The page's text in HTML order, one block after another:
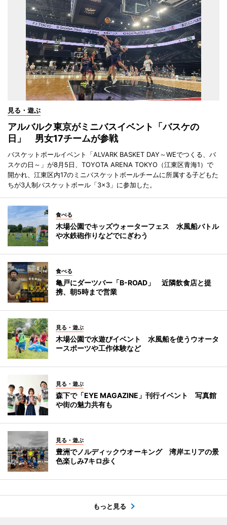
見る・遊ぶ
アルバルク東京がミニバスイベント「バスケの
日」 男女17チームが参戦
バスケットボールイベント「ALVARK BASKET DAY～WEでつくる、バ
スケの日～」が8月5日、TOYOTA ARENA TOKYO（江東区青海1）で
開かれ、江東区内17のミニバスケットボールチームに所属する子どもた
ちが3人制バスケットボール「3×3」に参加した。
食べる
木場公園でキッズウォーターフェス 水風船バトル
や水鉄砲作りなどでにぎわう
食べる
亀戸にダーツバー「B-ROAD」 近隣飲食店と提
携、朝5時まで営業
見る・遊ぶ
木場公園で水遊びイベント 水風船を使うウオータ
ースポーツや工作体験など
見る・遊ぶ
森下で「EYE MAGAZINE」刊行イベント 写真館
や街の魅力共有も
見る・遊ぶ
豊洲でノルディックウオーキング 湾岸エリアの景
色楽しみ7キロ歩く
もっと見る